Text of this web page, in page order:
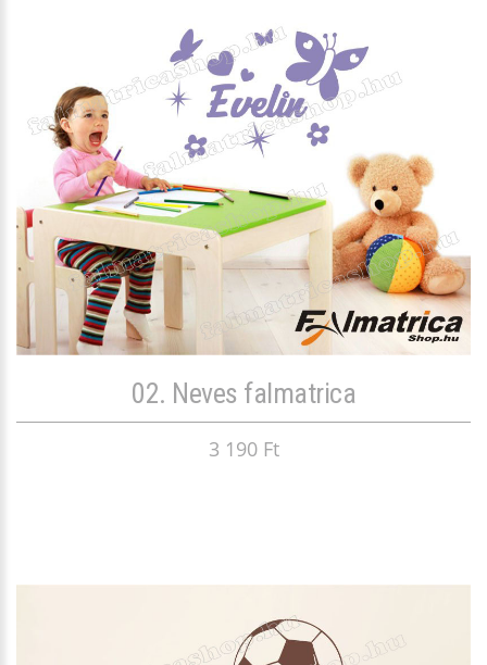
02. Neves falmatrica
3 190 Ft